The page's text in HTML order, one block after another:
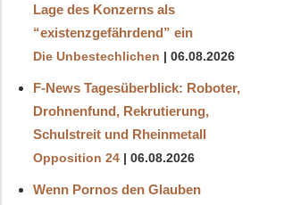
Lage des Konzerns als
“existenzgefährdend” ein
Die Unbestechlichen 06.08.2026
F-News Tagesüberblick: Roboter,
Drohnenfund, Rekrutierung,
Schulstreit und Rheinmetall
Opposition 24 06.08.2026
Wenn Pornos den Glauben